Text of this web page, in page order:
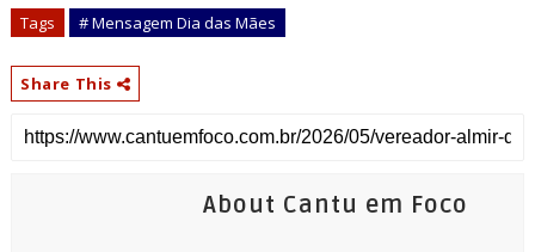
Tags # Mensagem Dia das Mães
Share This
About Cantu em Foco